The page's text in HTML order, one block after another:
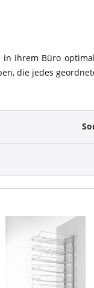
Ihrem Büro
die jedes